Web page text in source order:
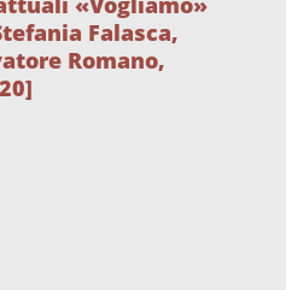
Falasca,
Romano,